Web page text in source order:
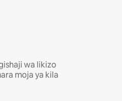
wa likizo
moja ya kila